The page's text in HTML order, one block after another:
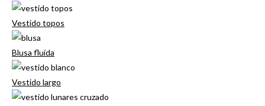
Vestido topos
Blusa fluída
Vestido largo